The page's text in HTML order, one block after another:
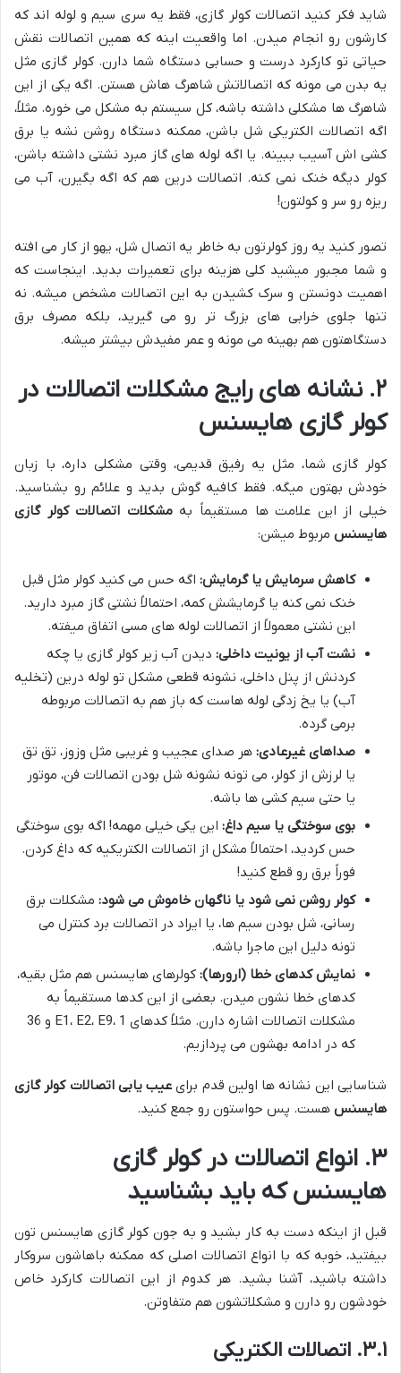
شاید فکر کنید اتصالات کولر گازی، فقط یه سری سیم و لوله اند که
کارشون رو انجام میدن. اما واقعیت اینه که همین اتصالات نقش
حیاتی تو کارکرد درست و حسابی دستگاه شما دارن. کولر گازی مثل
یه بدن می مونه که اتصالاتش شاهرگ هاش هستن. اگه یکی از این
شاهرگ ها مشکلی داشته باشه، کل سیستم به مشکل می خوره. مثلاً،
اگه اتصالات الکتریکی شل باشن، ممکنه دستگاه روشن نشه یا برق
کشی اش آسیب ببینه. یا اگه لوله های گاز مبرد نشتی داشته باشن،
کولر دیگه خنک نمی کنه. اتصالات درین هم که اگه بگیرن، آب می
ریزه رو سر و کولتون!
تصور کنید یه روز کولرتون به خاطر یه اتصال شل، یهو از کار می افته
و شما مجبور میشید کلی هزینه برای تعمیرات بدید. اینجاست که
اهمیت دونستن و سرک کشیدن به این اتصالات مشخص میشه. نه
تنها جلوی خرابی های بزرگ تر رو می گیرید، بلکه مصرف برق
دستگاهتون هم بهینه می مونه و عمر مفیدش بیشتر میشه.
۲. نشانه های رایج مشکلات اتصالات در
کولر گازی هایسنس
کولر گازی شما، مثل یه رفیق قدیمی، وقتی مشکلی داره، با زبان
خودش بهتون میگه. فقط کافیه گوش بدید و علائم رو بشناسید.
خیلی از این علامت ها مستقیماً بهمشکلات اتصالات کولر گازی
هایسنس مربوط میشن:
کاهش سرمایش یا گرمایش: اگه حس می کنید کولر مثل قبل
خنک نمی کنه یا گرمایشش کمه، احتمالاً نشتی گاز مبرد دارید.
این نشتی معمولاً از اتصالات لوله های مسی اتفاق میفته.
نشت آب از یونیت داخلی: دیدن آب زیر کولر گازی یا چکه
کردنش از پنل داخلی، نشونه قطعی مشکل تو لوله درین (تخلیه
آب) یا یخ زدگی لوله هاست که باز هم به اتصالات مربوطه
برمی گرده.
صداهای غیرعادی: هر صدای عجیب و غریبی مثل وزوز، تق تق
یا لرزش از کولر، می تونه نشونه شل بودن اتصالات فن، موتور
یا حتی سیم کشی ها باشه.
بوی سوختگی یا سیم داغ: این یکی خیلی مهمه! اگه بوی سوختگی
حس کردید، احتمالاً مشکل از اتصالات الکتریکیه که داغ کردن.
فوراً برق رو قطع کنید!
کولر روشن نمی شود یا ناگهان خاموش می شود: مشکلات برق
رسانی، شل بودن سیم ها، یا ایراد در اتصالات برد کنترل می
تونه دلیل این ماجرا باشه.
نمایش کدهای خطا (ارورها): کولرهای هایسنس هم مثل بقیه،
کدهای خطا نشون میدن. بعضی از این کدها مستقیماً به
مشکلات اتصالات اشاره دارن. مثلاً کدهای E1، E2، E9، 1 و 36
که در ادامه بهشون می پردازیم.
شناسایی این نشانه ها اولین قدم برای عیب یابی اتصالات کولر گازی
هایسنس هست. پس حواستون رو جمع کنید.
۳. انواع اتصالات در کولر گازی
هایسنس که باید بشناسید
قبل از اینکه دست به کار بشید و به جون کولر گازی هایسنس تون
بیفتید، خوبه که با انواع اتصالات اصلی که ممکنه باهاشون سروکار
داشته باشید، آشنا بشید. هر کدوم از این اتصالات کارکرد خاص
خودشون رو دارن و مشکلاتشون هم متفاوتن.
۳.۱. اتصالات الکتریکی